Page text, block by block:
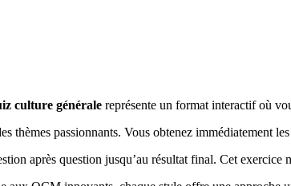
culture générale représente un format interactif où
thèmes passionnants. Vous obtenez immédiatement les
après question jusqu’au résultat final. Cet exercice